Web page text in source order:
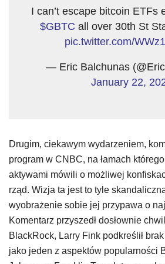
I can’t escape bitcoin
$GBTC all over 30th St
pic.twitter.com/
— Eric Balchunas
January 22,
Drugim, ciekawym wydarzeniem,
program w CNBC, na łamach
aktywami mówili o możliwej
rząd. Wizja ta jest to tyle
wyobrażenie sobie jej przypawa o
Komentarz przyszedł dosłownie
BlackRock, Larry Fink podkreślił
jako jeden z aspektów popularności